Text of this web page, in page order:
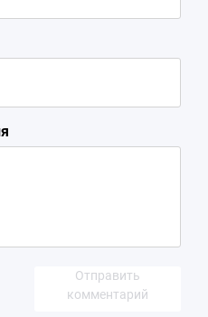
Отправить
комментарий